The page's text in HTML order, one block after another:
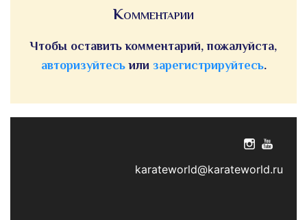
Комментарии
Чтобы оставить комментарий, пожалуйста,
авторизуйтесьили зарегистрируйтесь.
karateworld@karateworld.ru